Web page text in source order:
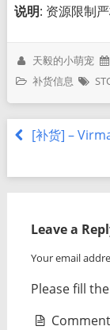
说明: 资源限制
天毅的小萌宠
补货信息
[补货] –
Leave a
Your email
Please fill
Comment